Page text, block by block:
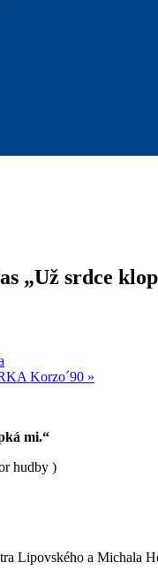
„Už srdce
Korzo´90 »
mi.“
hudby )
Lipovského a Michala